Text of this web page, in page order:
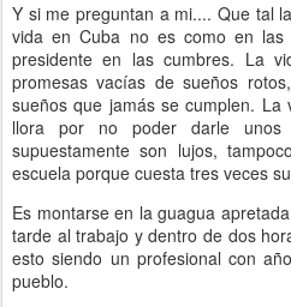
Y si me preguntan a mi.... Que tal
vida en Cuba no es como en las
presidente en las cumbres. La
promesas vacías de sueños
sueños que jamás se cumplen.
llora por no poder darle
supuestamente son lujos,
escuela porque cuesta tres veces
Es montarse en la guagua
tarde al trabajo y dentro de dos
esto siendo un profesional con
pueblo.